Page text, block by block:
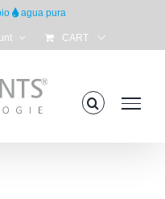
agua pura
CART